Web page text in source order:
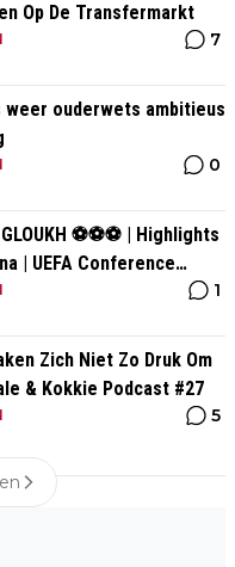
Op De Transfermarkt
7
weer ouderwets ambitieus
0
⚽️⚽️⚽️ | Highlights
| UEFA Conference
1
Zich Niet Zo Druk Om
& Kokkie Podcast #27
5